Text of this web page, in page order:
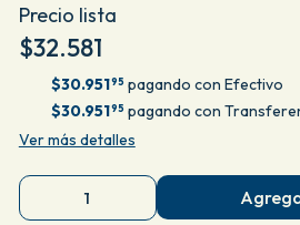
Precio lista
$32.581
$30.95195 pagando con Efectivo
$30.95195 pagando con
Ver más detalles